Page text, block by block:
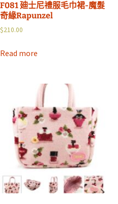
F081 廸士尼禮服毛巾裙-魔髮
奇緣Rapunzel
$210.00
Read more